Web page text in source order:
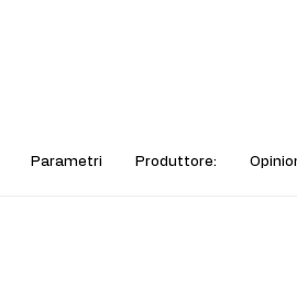
Parametri Produttore: